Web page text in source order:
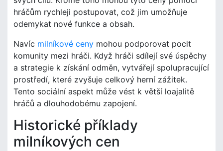
hráčům rychleji postupovat, což jim umožňuje
odemykat nové funkce a obsah.
Navíc milníkové ceny mohou podporovat pocit
komunity mezi hráči. Když hráči sdílejí své úspěchy
a strategie k získání odměn, vytvářejí spolupracující
prostředí, které zvyšuje celkový herní zážitek.
Tento sociální aspekt může vést k větší loajalitě
hráčů a dlouhodobému zapojení.
Historické příklady
milníkových cen